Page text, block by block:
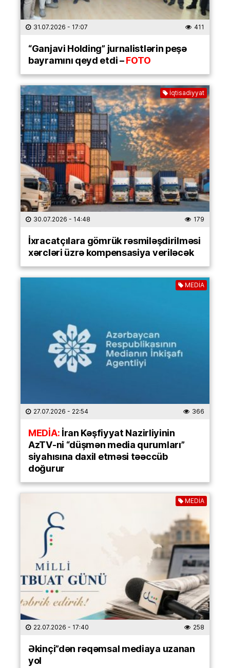
31.07.2026 - 17:07 411
“Ganjavi Holding” jurnalistlərin peşə
bayramını qeyd etdi –FOTO
İqtisadiyyat
30.07.2026 - 14:48 179
İxracatçılara gömrük rəsmiləşdirilməsi
xərcləri üzrə kompensasiya veriləcək
MEDİA
27.07.2026 - 22:54 366
MEDİA:İran Kəşfiyyat Nazirliyinin
AzTV-ni “düşmən media qurumları”
siyahısına daxil etməsi təəccüb
doğurur
MEDİA
22.07.2026 - 17:40 258
Əkinçi”dən rəqəmsal mediaya uzanan
yol